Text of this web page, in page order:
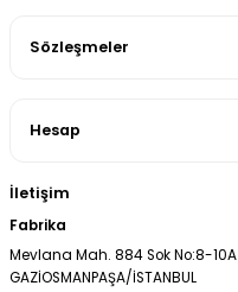
Sözleşmeler
Hesap
İletişim
Fabrika
Mevlana Mah. 884 Sok No:8-10A
GAZİOSMANPAŞA/İSTANBUL